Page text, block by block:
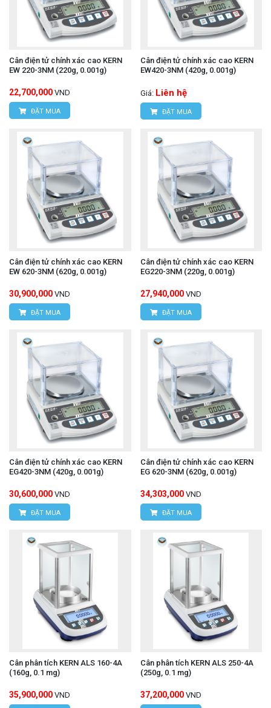
Cân điện tử chính xác cao KERN
EW 220-3NM (220g, 0.001g)
22,700,000 VND
ĐẶT MUA
Cân điện tử chính xác cao KERN
EW420-3NM (420g, 0.001g)
Giá: Liên hệ
ĐẶT MUA
Cân điện tử chính xác cao KERN
EW 620-3NM (620g, 0.001g)
30,900,000 VND
ĐẶT MUA
Cân điện tử chính xác cao KERN
EG220-3NM (220g, 0.001g)
27,940,000 VND
ĐẶT MUA
Cân điện tử chính xác cao KERN
EG420-3NM (420g, 0.001g)
30,600,000 VND
ĐẶT MUA
Cân điện tử chính xác cao KERN
EG 620-3NM (620g, 0.001g)
34,303,000 VND
ĐẶT MUA
Cân phân tích KERN ALS 160-4A
(160g, 0.1 mg)
35,900,000 VND
Cân phân tích KERN ALS 250-4A
(250g, 0.1 mg)
37,200,000 VND